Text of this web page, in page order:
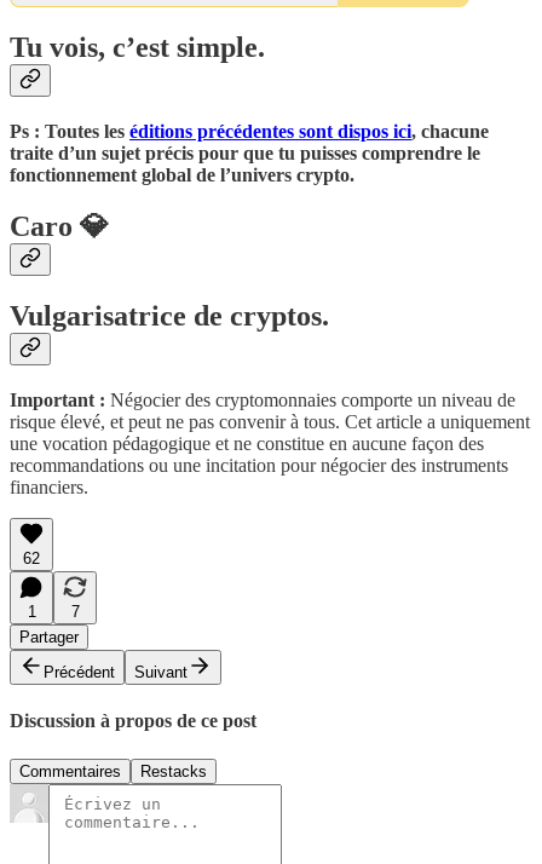
Tu vois, c’est simple.
Ps : Toutes les éditions précédentes sont dispos ici, chacune
traite d’un sujet précis pour que tu puisses comprendre le
fonctionnement global de l’univers crypto.
Caro 💎
Vulgarisatrice de cryptos.
Important : Négocier des cryptomonnaies comporte un niveau de
risque élevé, et peut ne pas convenir à tous. Cet article a uniquement
une vocation pédagogique et ne constitue en aucune façon des
recommandations ou une incitation pour négocier des instruments
financiers.
62
1
7
Partager
Précédent
Suivant
Discussion à propos de ce post
Commentaires Restacks